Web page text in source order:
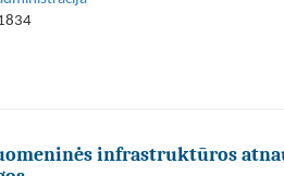
infrastruktūros